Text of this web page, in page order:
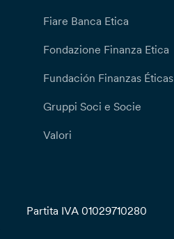
Fiare Banca Etica
Fondazione Finanza Etica
Fundación Finanzas Éticas
Gruppi Soci e Socie
Valori
Partita IVA 01029710280